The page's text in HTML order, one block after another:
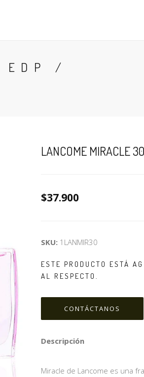
EDP /
LANCOME MIRACLE
$37.900
SKU: 1LANMIR30
ESTE PRODUCTO ESTÁ
AL RESPECTO.
CONTÁCTANOS
Descripción
Miracle de Lancome es una